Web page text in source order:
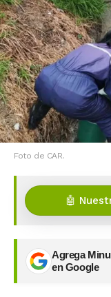
Foto de CAR.
🤖
Agrega
en Google